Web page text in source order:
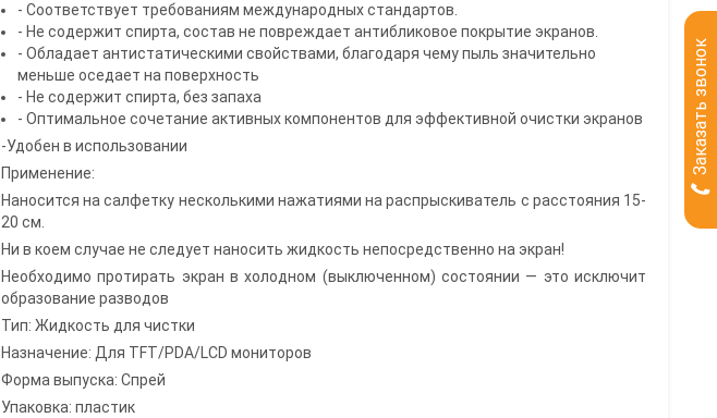
- Соответствует требованиям международных стандартов.
- Не содержит спирта, состав не повреждает антибликовое покрытие экранов.
- Обладает антистатическими свойствами, благодаря чему пыль значительно
меньше оседает на поверхность
- Не содержит спирта, без запаха
- Оптимальное сочетание активных компонентов для эффективной очистки экранов
-Удобен в использовании
Применение:
Наносится на салфетку несколькими нажатиями на распрыскиватель с расстояния 15-
20 см.
Ни в коем случае не следует наносить жидкость непосредственно на экран!
Необходимо протирать экран в холодном (выключенном) состоянии — это исключит
образование разводов
Тип: Жидкость для чистки
Назначение: Для TFT/PDA/LCD мониторов
Форма выпуска: Спрей
Упаковка: пластик
Заказать звонок